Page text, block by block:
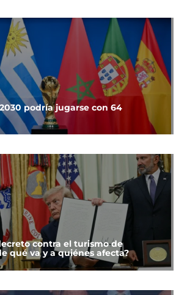
podría jugarse con 64
contra el turismo de
qué va y a quiénes afecta?